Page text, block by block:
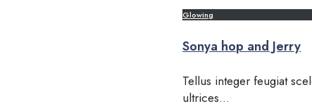
Glowing
Sonya hop and Jerry
Tellus integer feugiat
ultrices...